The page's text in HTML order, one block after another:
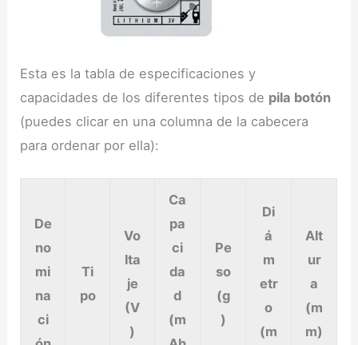
Esta es la tabla de especificaciones y
capacidades de los diferentes tipos de pila botón
(puedes clicar en una columna de la cabecera
para ordenar por ella):
De
no
mi
na
ci
Ti
po
Vo
lta
je
(V
)
Ca
pa
ci
da
d
(m
Pe
so
(g
)
Di
á
m
etr
o
(m
Alt
ur
a
(m
m)